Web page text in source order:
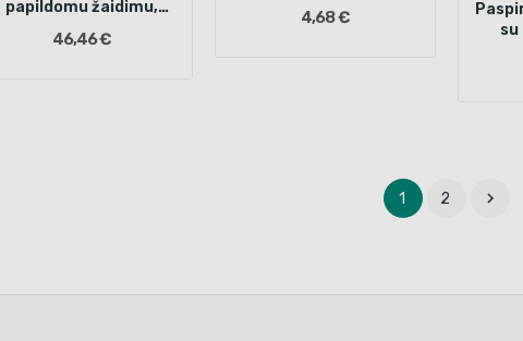
papildomu žaidimu,
46,46 €
4,68 €
su
1 2 